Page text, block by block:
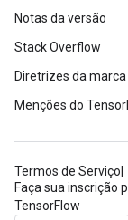
Notas da versão
Stack Overflow
Diretrizes da marca
Menções do
Termos de Serviço
Faça sua inscrição
TensorFlow